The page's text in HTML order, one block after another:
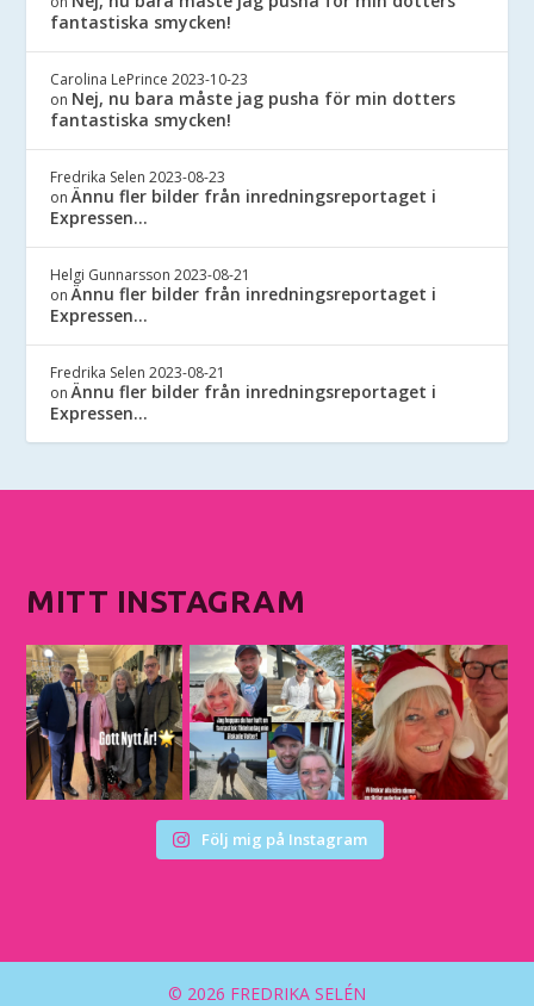
fantastiska smycken!
Carolina LePrince 2023-10-23
on Nej, nu bara måste jag pusha för min dotters
fantastiska smycken!
Fredrika Selen 2023-08-23
onÄnnu fler bilder från inredningsreportaget i
Expressen…
Helgi Gunnarsson 2023-08-21
onÄnnu fler bilder från inredningsreportaget i
Expressen…
Fredrika Selen 2023-08-21
onÄnnu fler bilder från inredningsreportaget i
Expressen…
MITT INSTAGRAM
Följ mig på Instagram
© 2026 FREDRIKA SELÉN